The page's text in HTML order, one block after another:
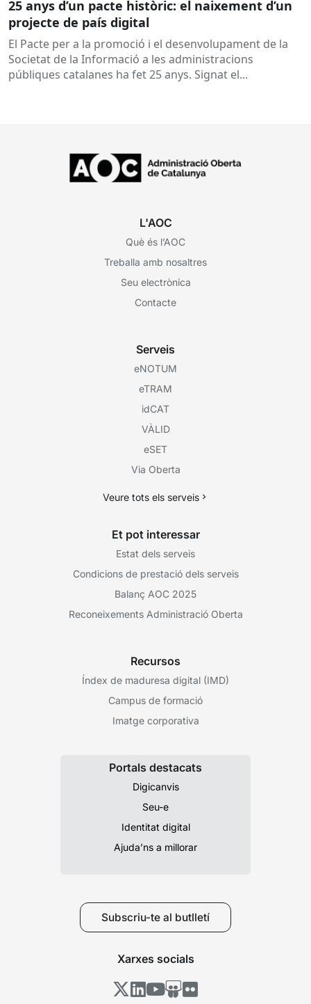
25 anys d’un pacte històric: el naixement d’un
projecte de país digital
El Pacte per a la promoció i el desenvolupament de la
Societat de la Informació a les administracions
públiques catalanes ha fet 25 anys. Signat el...
L'AOC
Què és l’AOC
Treballa amb nosaltres
Seu electrònica
Contacte
Serveis
eNOTUM
eTRAM
idCAT
VÀLID
eSET
Via Oberta
Veure tots els serveis
Et pot interessar
Estat dels serveis
Condicions de prestació dels serveis
Balanç AOC 2025
Reconeixements Administració Oberta
Recursos
Índex de maduresa digital (IMD)
Campus de formació
Imatge corporativa
Portals destacats
Digicanvis
Seu-e
Identitat digital
Ajuda’ns a millorar
Subscriu-te al butlletí
Xarxes socials